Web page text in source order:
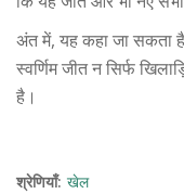
अंत में, यह कहा जा सकता
स्वर्णिम जीत न सिर्फ
है।
श्रेणियाँ: खेल